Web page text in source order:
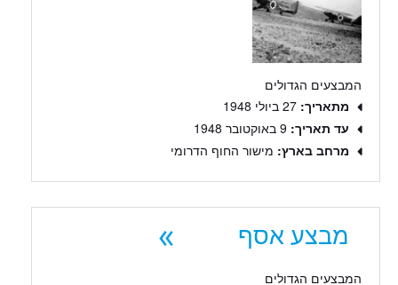
המבצעים הגדולים
מתאריך: 27 ביולי 1948
עד תאריך: 9 באוקטובר 1948
מרחב בארץ: מישור החוף הדרומי
מבצע אסף
המבצעים הגדולים